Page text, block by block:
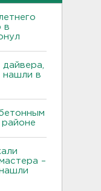
в
нашли в
–